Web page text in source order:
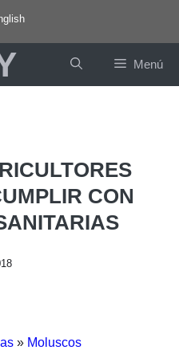
Menú
CON
» Moluscos